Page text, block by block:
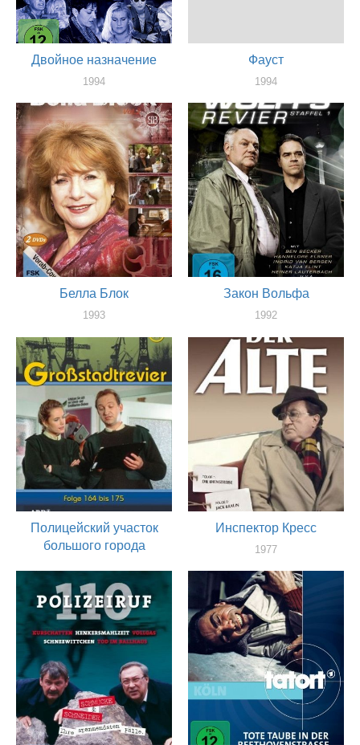
Двойное назначение
1994
Фауст
1994
Белла Блок
1993
Закон Вольфа
1992
Полицейский участок
большого города
актер
Инспектор Кресс
1977